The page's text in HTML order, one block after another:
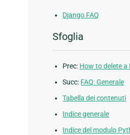
Django FAQ
Sfoglia
Prec: How to delete
Succ: FAQ: Generale
Tabella dei contenuti
Indice generale
Indice del modulo